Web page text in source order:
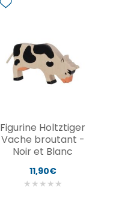
Figurine Holtztiger
Vache broutant -
Noir et Blanc
11,90€
★ ★ ★ ★ ★